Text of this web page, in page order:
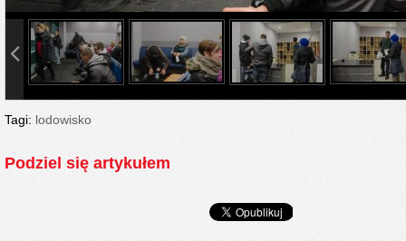
info heading
info content
Tagi: lodowisko
Podziel się artykułem